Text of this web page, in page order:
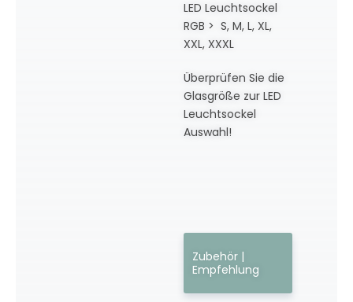
LED Leuchtsockel
RGB > S, M, L, XL,
XXL, XXXL
Überprüfen Sie die
Glasgröße zur LED
Leuchtsockel
Auswahl!
Zubehör |
Empfehlung